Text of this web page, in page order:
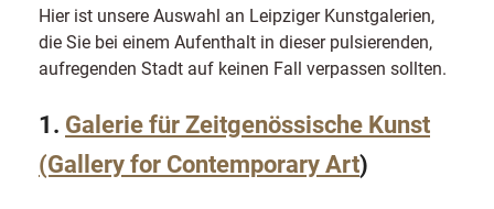
Hier ist unsere Auswahl an Leipziger Kunstgalerien,
die Sie bei einem Aufenthalt in dieser pulsierenden,
aufregenden Stadt auf keinen Fall verpassen sollten.
1. Galerie für Zeitgenössische Kunst
(Gallery for Contemporary Art)